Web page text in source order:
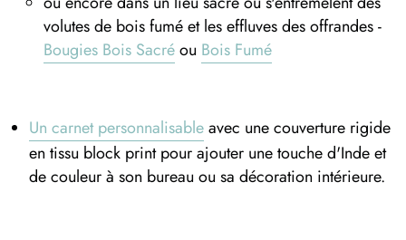
volutes de bois fumé et les effluves des offrandes -
Bougies Bois Sacréou Bois Fumé
Un carnet personnalisableavec une couverture rigide
en tissu block print pour ajouter une touche d'Inde et
de couleur à son bureau ou sa décoration intérieure.